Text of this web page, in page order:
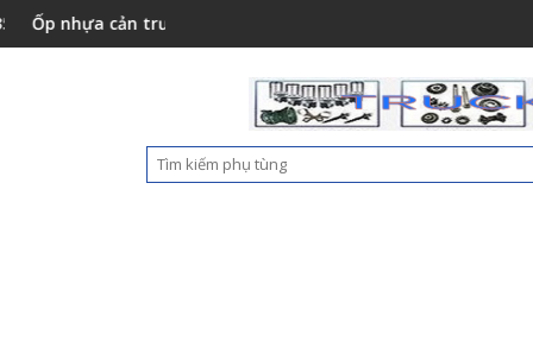
cản trước Foton Auman C160 New M4831011002A0Nắp hộp cốp phụ